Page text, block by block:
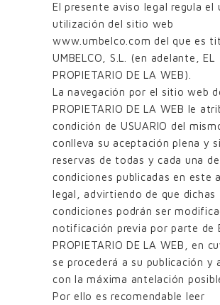
El presente aviso legal regula el
utilización del sitio web
www.umbelco.com del que es
UMBELCO, S.L. (en adelante, EL
PROPIETARIO DE LA WEB).
La navegación por el sitio web
PROPIETARIO DE LA WEB le
condición de USUARIO del
conlleva su aceptación plena y
reservas de todas y cada una
condiciones publicadas en este
legal, advirtiendo de que dichas
condiciones podrán ser
notificación previa por parte de
PROPIETARIO DE LA WEB, en
se procederá a su publicación y
con la máxima antelación
Por ello es recomendable leer